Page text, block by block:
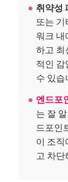
취약성
또는
워크
하고 최
적인 감
수 있습
엔드포
는 잘
드포인
이 조
고 차